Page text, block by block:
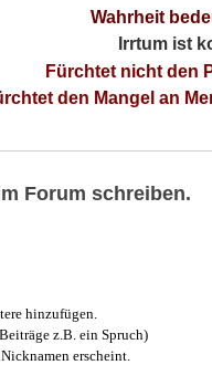
Wahrheit
Irrtum ist
Fürchtet nicht den
den Mangel an
Forum schreiben.
hinzufügen.
z.B. ein Spruch)
erscheint.